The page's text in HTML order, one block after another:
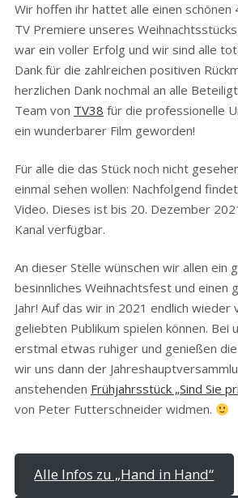
Wir hoffen ihr hattet alle einen schönen
TV Premiere unseres Weihnachtsstücks
war ein voller Erfolg und wir sind alle
Dank für die zahlreichen positiven
herzlichen Dank nochmal an alle
Team von TV38 für die professionelle
ein wunderbarer Film geworden!
Für alle die das Stück noch nicht
einmal sehen wollen: Nachfolgend
Video. Dieses ist bis 20. Dezember
Kanal verfügbar.
An dieser Stelle wünschen wir allen ein
besinnliches Weihnachtsfest und einen
Jahr! Auf das wir in 2021 endlich wieder
geliebten Publikum spielen können. Bei
erstmal etwas ruhiger und genießen
wir uns dann der
anstehenden Frühjahrsstück „Sind Sie
von Peter Futterschneider widmen.
Alle Infos zu „Hand in Hand“